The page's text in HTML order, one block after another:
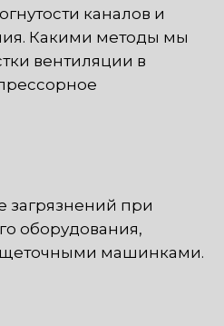
каналов и
Какими методы мы
вентиляции в
загрязнений при
оборудования,
машинками.